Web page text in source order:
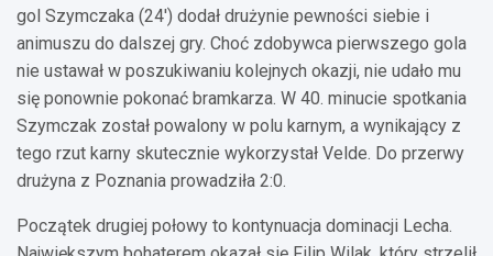
gol Szymczaka (24′) dodał drużynie pewności siebie i
animuszu do dalszej gry. Choć zdobywca pierwszego gola
nie ustawał w poszukiwaniu kolejnych okazji, nie udało mu
się ponownie pokonać bramkarza. W 40. minucie spotkania
Szymczak został powalony w polu karnym, a wynikający z
tego rzut karny skutecznie wykorzystał Velde. Do przerwy
drużyna z Poznania prowadziła 2:0.
Początek drugiej połowy to kontynuacja dominacji Lecha.